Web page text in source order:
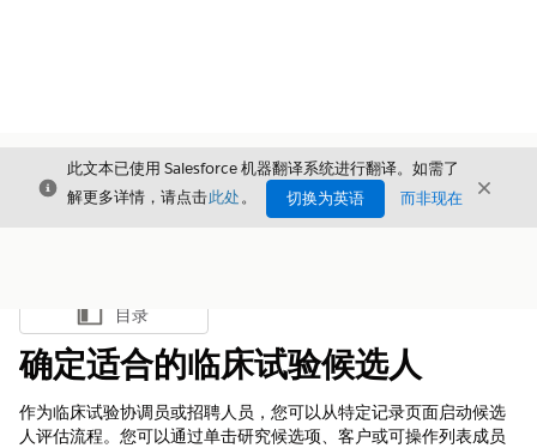
关闭
此文本已使用 Salesforce 机器翻译系统进行翻译。如需了
解更多详情，请点击此处。 切换为英语 而非现在 关闭
显示目录
目录
确定适合的临床试验候选人
作为临床试验协调员或招聘人员，您可以从特定记录页面启动候选
人评估流程。您可以通过单击研究候选项、客户或可操作列表成员